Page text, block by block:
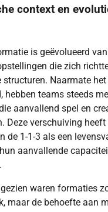
context en
is geëvolueerd
die zich
structuren. Naarmate
hebben teams steeds
aanvallend spel en
Deze verschuiving
de 1-1-3 als een
aanvallende
waren formaties
maar de behoefte aan